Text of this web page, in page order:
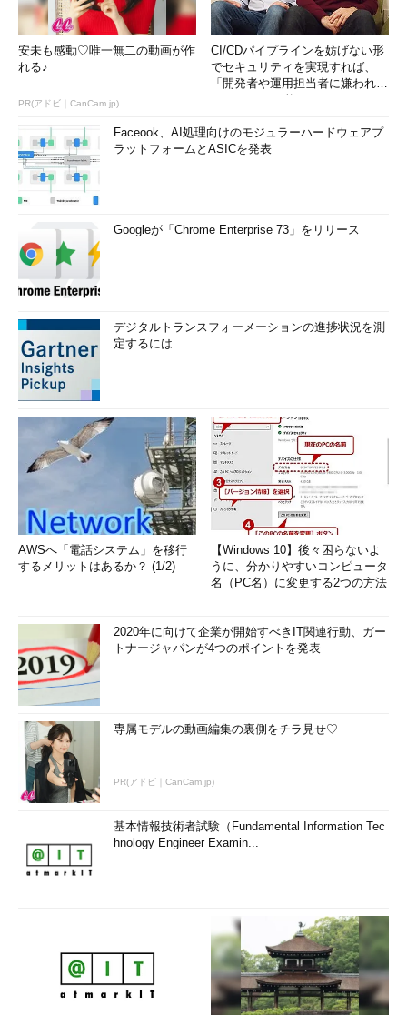
安未も感動♡唯一無二の動画が作
れる♪
PR(アドビ｜CanCam.jp)
CI/CDパイプラインを妨げない形
でセキュリティを実現すれば、
「開発者や運用担当者に嫌われな
Faceook、AI処理向けのモジュラーハードウェアプ
ラットフォームとASICを発表
Googleが「Chrome Enterprise 73」をリリース
デジタルトランスフォーメーションの進捗状況を測
定するには
AWSへ「電話システム」を移行
するメリットはあるか？ (1/2)
【Windows 10】後々困らないよ
うに、分かりやすいコンピュータ
名（PC名）に変更する2つの方法
2020年に向けて企業が開始すべきIT関連行動、ガー
トナージャパンが4つのポイントを発表
専属モデルの動画編集の裏側をチラ見せ♡
PR(アドビ｜CanCam.jp)
基本情報技術者試験（Fundamental Information Tec
hnology Engineer Examin...